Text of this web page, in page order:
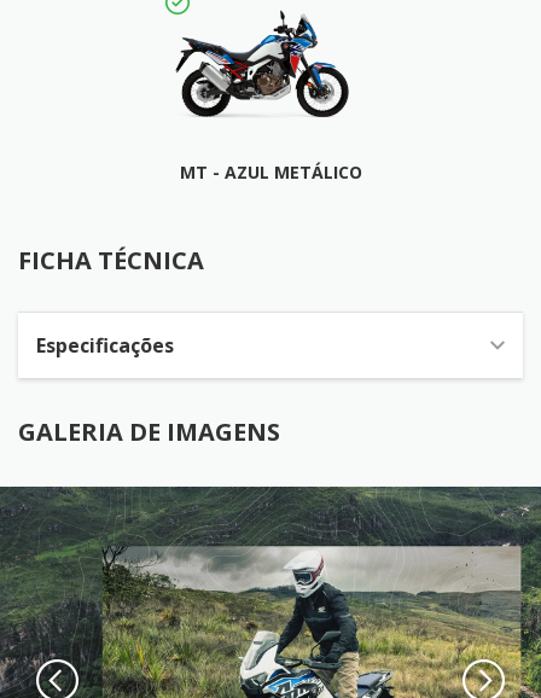
MT - AZUL METÁLICO
FICHA TÉCNICA
Especificações
GALERIA DE IMAGENS